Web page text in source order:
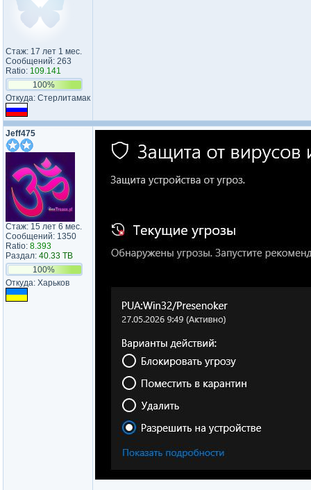
Стаж: 17 лет 1 мес.
Сообщений: 263
Ratio: 109.141
100%
Откуда: Стерлитамак
Jeff475
Стаж: 15 лет 6 мес.
Сообщений: 1350
Ratio: 8.393
Раздал: 40.33 TB
100%
Откуда: Харьков